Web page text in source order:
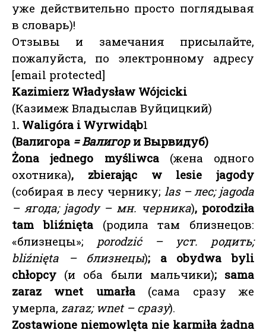
уже действительно просто поглядывая
в словарь)!
Отзывы и замечания присылайте,
пожалуйста, по электронному адресу
[email protected]
Kazimierz Władysław Wójcicki
(Казимеж Владыслав Вуйцицкий)
1. Waligóra i Wyrwidąb1
(Валигора = Валигори Вырвидуб)
Żona jednego myśliwca (жена одного
охотника), zbierając w lesie jagody
(собирая в лесу чернику; las – лес; jagoda
– ягода; jagody – мн. черника), porodziła
tam bliźnięta (родила там близнецов:
«близнецы»; porodzić – уст. родить;
bliźnięta – близнецы); a obydwa byli
chłopcy (и оба были мальчики); sama
zaraz wnet umarła (сама сразу же
умерла, zaraz; wnet – сразу).
Zostawione niemowlęta nie karmiła żadna